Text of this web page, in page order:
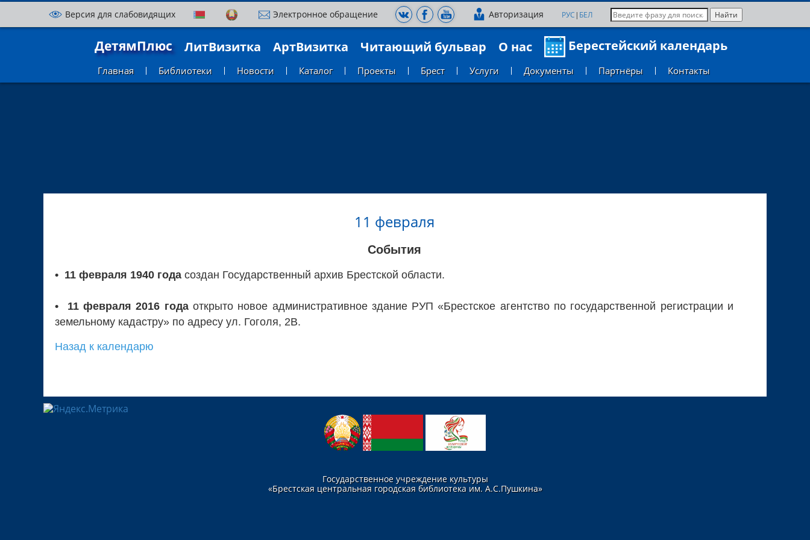
Версия для слабовидящих Электронное обращение Авторизация РУС | БЕЛ
ДетямПлюс ЛитВизитка АртВизитка Читающий бульвар О нас Берестейский календарь
Главная Библиотеки Новости Каталог Проекты Брест Услуги Документы Партнёры Контакты
11 февраля
События
• 11 февраля 1940 года создан Государственный архив Брестской области.
• 11 февраля 2016 года открыто новое административное здание РУП «Брестское агентство по государственной регистрации и
земельному кадастру» по адресу ул. Гоголя, 2В.
Назад к календарю
Государственное учреждение культуры
«Брестская центральная городская библиотека им. А.С.Пушкина»